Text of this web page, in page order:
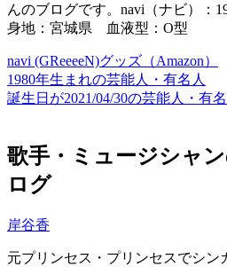
んのブログです。navi（ナビ）：
身地：宮城県 血液型：O型
navi (GReeeeN)グッズ（Amazon）
1980年生まれの芸能人・有名人
誕生日が2021/04/30の芸能人・有名
歌手・ミュージシャ
ログ
岸谷香
元プリンセス・プリンセスでシン